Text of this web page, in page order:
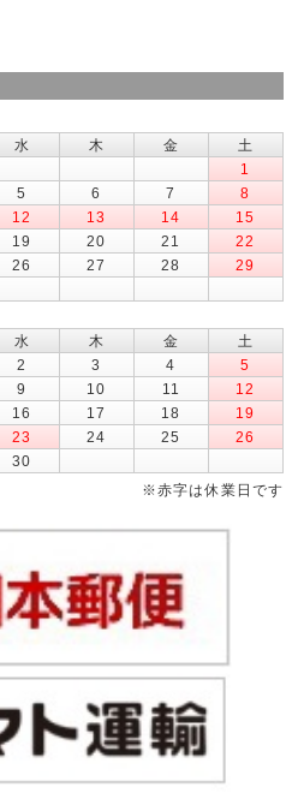
水 木 金
土
1
5 6 7
8
12 13 14
15
19 20 21
22
26 27 28
29
水 木 金
土
2 3 4
5
9 10 11
12
16 17 18
19
23 24 25
26
30
※赤字は休業日です